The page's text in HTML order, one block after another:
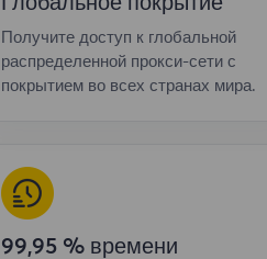
Получите доступ к глобальной
распределенной прокси-сети с
покрытием во всех странах мира.
99,95 % времени